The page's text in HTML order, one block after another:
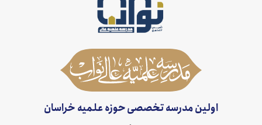
اولین مدرسه تخصصی حوزه علمیه خراسان